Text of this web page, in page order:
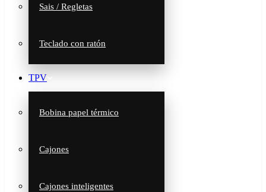
Sais / Regletas
Teclado con ratón
TPV
Bobina papel térmico
Cajones
Cajones inteligentes